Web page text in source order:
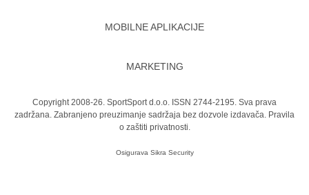
MOBILNE APLIKACIJE
MARKETING
Copyright 2008-26. SportSport d.o.o. ISSN 2744-2195. Sva prava
zadržana. Zabranjeno preuzimanje sadržaja bez dozvole izdavača. Pravila
o zaštiti privatnosti.
Osigurava Sikra Security